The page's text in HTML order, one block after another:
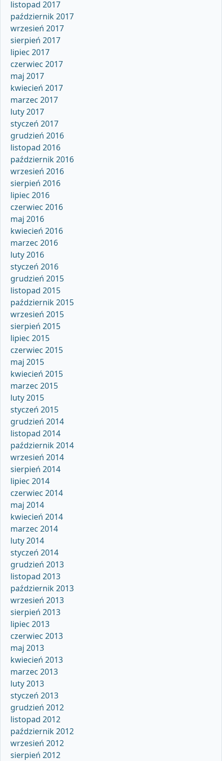
listopad 2017
październik 2017
wrzesień 2017
sierpień 2017
lipiec 2017
czerwiec 2017
maj 2017
kwiecień 2017
marzec 2017
luty 2017
styczeń 2017
grudzień 2016
listopad 2016
październik 2016
wrzesień 2016
sierpień 2016
lipiec 2016
czerwiec 2016
maj 2016
kwiecień 2016
marzec 2016
luty 2016
styczeń 2016
grudzień 2015
listopad 2015
październik 2015
wrzesień 2015
sierpień 2015
lipiec 2015
czerwiec 2015
maj 2015
kwiecień 2015
marzec 2015
luty 2015
styczeń 2015
grudzień 2014
listopad 2014
październik 2014
wrzesień 2014
sierpień 2014
lipiec 2014
czerwiec 2014
maj 2014
kwiecień 2014
marzec 2014
luty 2014
styczeń 2014
grudzień 2013
listopad 2013
październik 2013
wrzesień 2013
sierpień 2013
lipiec 2013
czerwiec 2013
maj 2013
kwiecień 2013
marzec 2013
luty 2013
styczeń 2013
grudzień 2012
listopad 2012
październik 2012
wrzesień 2012
sierpień 2012